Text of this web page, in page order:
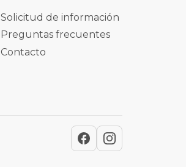
Solicitud de información
Preguntas frecuentes
Contacto